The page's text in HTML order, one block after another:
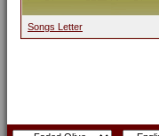
Songs Letter